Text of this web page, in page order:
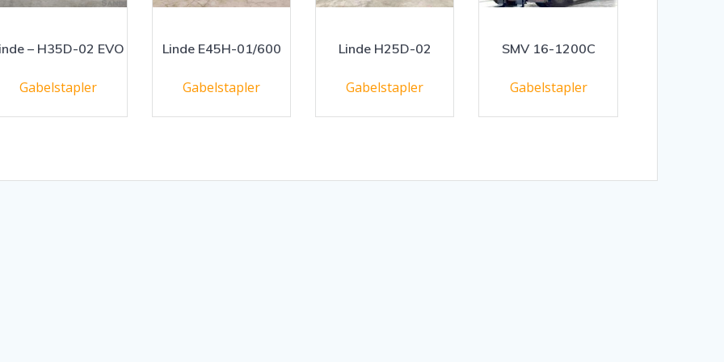
– H35D-02 EVO
Gabelstapler
Linde E45H-01/600
Gabelstapler
Linde H25D-02
Gabelstapler
SMV 16-1200C
Gabelstapler